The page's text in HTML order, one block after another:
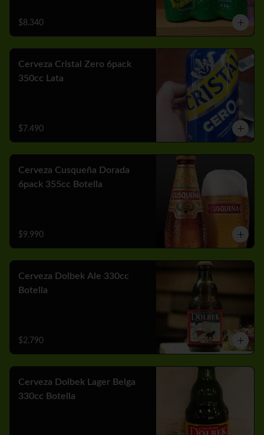
$8.340
Cerveza Cristal Zero 6pack
350cc Lata
$7.490
Cerveza Cusqueña Dorada
6pack 355cc Botella
$9.990
Cerveza Dolbek Ale 330cc
Botella
$2.790
Cerveza Dolbek Lager Belga
330cc Botella